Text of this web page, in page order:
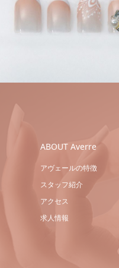
ハンドジェル
ABOUT Averre
アヴェールの特徴
スタッフ紹介
アクセス
求人情報